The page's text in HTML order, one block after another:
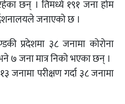
छन् । तिमध्ये १९१ जना होम
जनाएको छ ।
प्रदेशमा ३८ जनामा कोरोना
७ जना मात्र निको भएका छन् ।
जनामा परीक्षण गर्दा ३८ जनामा